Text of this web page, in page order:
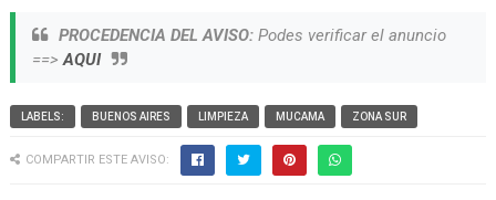
PROCEDENCIA DEL AVISO:Podes verificar el anuncio
==>AQUI
LABELS: BUENOS AIRES LIMPIEZA MUCAMA ZONA SUR
COMPARTIR ESTE AVISO: